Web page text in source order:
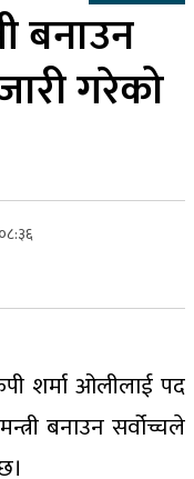
बनाउन
गरेको
शर्मा ओलीलाई पद
बनाउन सर्वोच्चले